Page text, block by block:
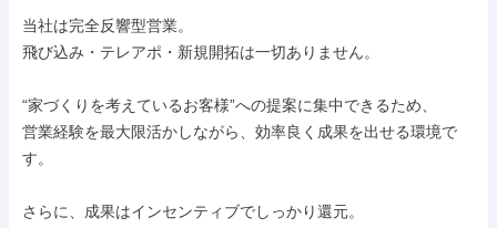
当社は完全反響型営業。
飛び込み・テレアポ・新規開拓は一切ありません。
“家づくりを考えているお客様”への提案に集中できるため、
営業経験を最大限活かしながら、効率良く成果を出せる環境で
す。
さらに、成果はインセンティブでしっかり還元。